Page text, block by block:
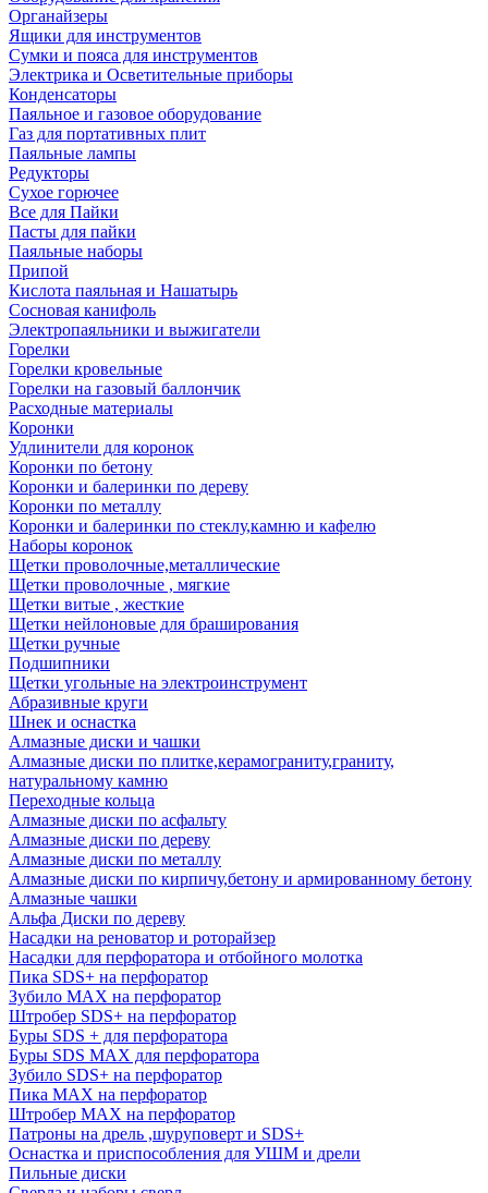
Органайзеры
Ящики для инструментов
Сумки и пояса для инструментов
Электрика и Осветительные приборы
Конденсаторы
Паяльное и газовое оборудование
Газ для портативных плит
Паяльные лампы
Редукторы
Сухое горючее
Все для Пайки
Пасты для пайки
Паяльные наборы
Припой
Кислота паяльная и Нашатырь
Сосновая канифоль
Электропаяльники и выжигатели
Горелки
Горелки кровельные
Горелки на газовый баллончик
Расходные материалы
Коронки
Удлинители для коронок
Коронки по бетону
Коронки и балеринки по дереву
Коронки по металлу
Коронки и балеринки по стеклу,камню и кафелю
Наборы коронок
Щетки проволочные,металлические
Щетки проволочные , мягкие
Щетки витые , жесткие
Щетки нейлоновые для браширования
Щетки ручные
Подшипники
Щетки угольные на электроинструмент
Абразивные круги
Шнек и оснастка
Алмазные диски и чашки
Алмазные диски по плитке,керамограниту,граниту,
натуральному камню
Переходные кольца
Алмазные диски по асфальту
Алмазные диски по дереву
Алмазные диски по металлу
Алмазные диски по кирпичу,бетону и армированному бетону
Алмазные чашки
Альфа Диски по дереву
Насадки на реноватор и роторайзер
Насадки для перфоратора и отбойного молотка
Пика SDS+ на перфоратор
Зубило MAX на перфоратор
Штробер SDS+ на перфоратор
Буры SDS + для перфоратора
Буры SDS MAX для перфоратора
Зубило SDS+ на перфоратор
Пика MAX на перфоратор
Штробер MAX на перфоратор
Патроны на дрель ,шуруповерт и SDS+
Оснастка и приспособления для УШМ и дрели
Пильные диски